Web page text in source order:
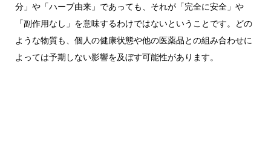
分」や「ハーブ由来」であっても、それが「完全に安全」や
「副作用なし」を意味するわけではないということです。どの
ような物質も、個人の健康状態や他の医薬品との組み合わせに
よっては予期しない影響を及ぼす可能性があります。